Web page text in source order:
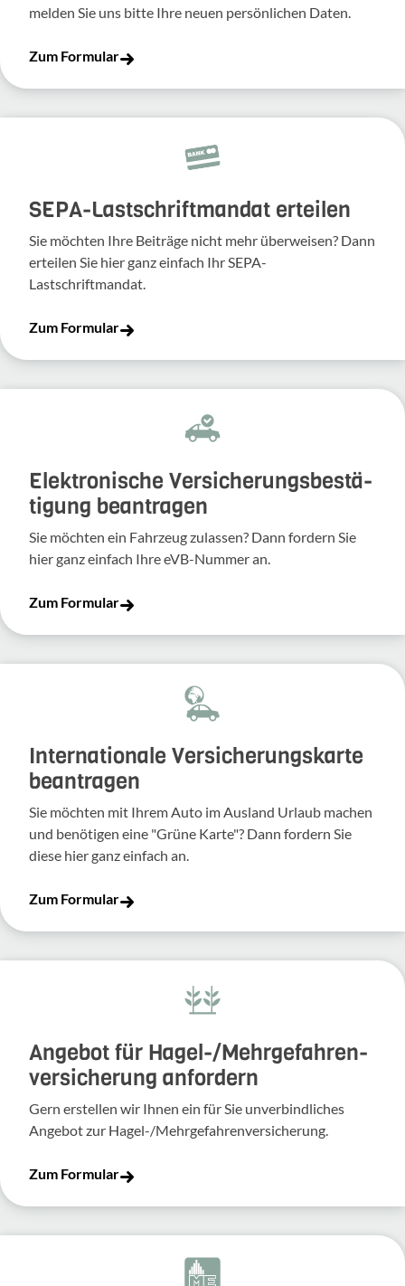
melden Sie uns bitte Ihre neuen persönlichen Daten.
Zum Formular
SEPA-Lastschriftmandat erteilen
Sie möchten Ihre Beiträge nicht mehr überweisen? Dann
erteilen Sie hier ganz einfach Ihr SEPA-
Lastschriftmandat.
Zum Formular
Elek­tro­ni­sche Versi­che­rungs­be­stä­
ti­gung bean­tragen
Sie möchten ein Fahr­zeug zulassen? Dann fordern Sie
hier ganz einfach Ihre eVB-​Nummer an.
Zum Formular
Inter­na­tio­nale Versi­che­rungs­karte
bean­tragen
Sie möchten mit Ihrem Auto im Ausland Urlaub machen
und benö­tigen eine "Grüne Karte"? Dann fordern Sie
diese hier ganz einfach an.
Zum Formular
Angebot für Hagel-­/Mehrgefahren­
versicherung anfordern
Gern erstellen wir Ihnen ein für Sie unverbindliches
Angebot zur Hagel-/Mehrgefahrenversicherung.
Zum Formular